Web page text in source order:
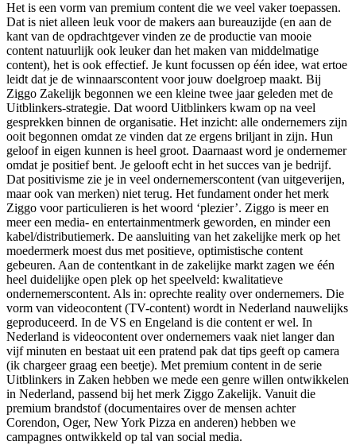
Het is een vorm van premium content die we veel vaker toepassen.
Dat is niet alleen leuk voor de makers aan bureauzijde (en aan de
kant van de opdrachtgever vinden ze de productie van mooie
content natuurlijk ook leuker dan het maken van middelmatige
content), het is ook effectief. Je kunt focussen op één idee, wat ertoe
leidt dat je de winnaarscontent voor jouw doelgroep maakt. Bij
Ziggo Zakelijk begonnen we een kleine twee jaar geleden met de
Uitblinkers-strategie. Dat woord Uitblinkers kwam op na veel
gesprekken binnen de organisatie. Het inzicht: alle ondernemers zijn
ooit begonnen omdat ze vinden dat ze ergens briljant in zijn. Hun
geloof in eigen kunnen is heel groot. Daarnaast word je ondernemer
omdat je positief bent. Je gelooft echt in het succes van je bedrijf.
Dat positivisme zie je in veel ondernemerscontent (van uitgeverijen,
maar ook van merken) niet terug. Het fundament onder het merk
Ziggo voor particulieren is het woord ‘plezier’. Ziggo is meer en
meer een media- en entertainmentmerk geworden, en minder een
kabel/distributiemerk. De aansluiting van het zakelijke merk op het
moedermerk moest dus met positieve, optimistische content
gebeuren. Aan de contentkant in de zakelijke markt zagen we één
heel duidelijke open plek op het speelveld: kwalitatieve
ondernemerscontent. Als in: oprechte reality over ondernemers. Die
vorm van videocontent (TV-content) wordt in Nederland nauwelijks
geproduceerd. In de VS en Engeland is die content er wel. In
Nederland is videocontent over ondernemers vaak niet langer dan
vijf minuten en bestaat uit een pratend pak dat tips geeft op camera
(ik chargeer graag een beetje). Met premium content in de serie
Uitblinkers in Zaken hebben we mede een genre willen ontwikkelen
in Nederland, passend bij het merk Ziggo Zakelijk. Vanuit die
premium brandstof (documentaires over de mensen achter
Corendon, Oger, New York Pizza en anderen) hebben we
campagnes ontwikkeld op tal van social media.